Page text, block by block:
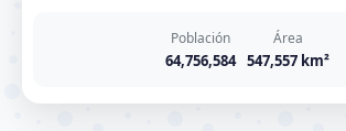
Población
64,756,584
Área
547,557 km²